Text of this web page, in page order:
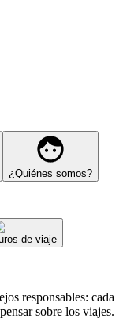
¿Quiénes somos?
de viaje
responsables: cada
sobre los viajes.